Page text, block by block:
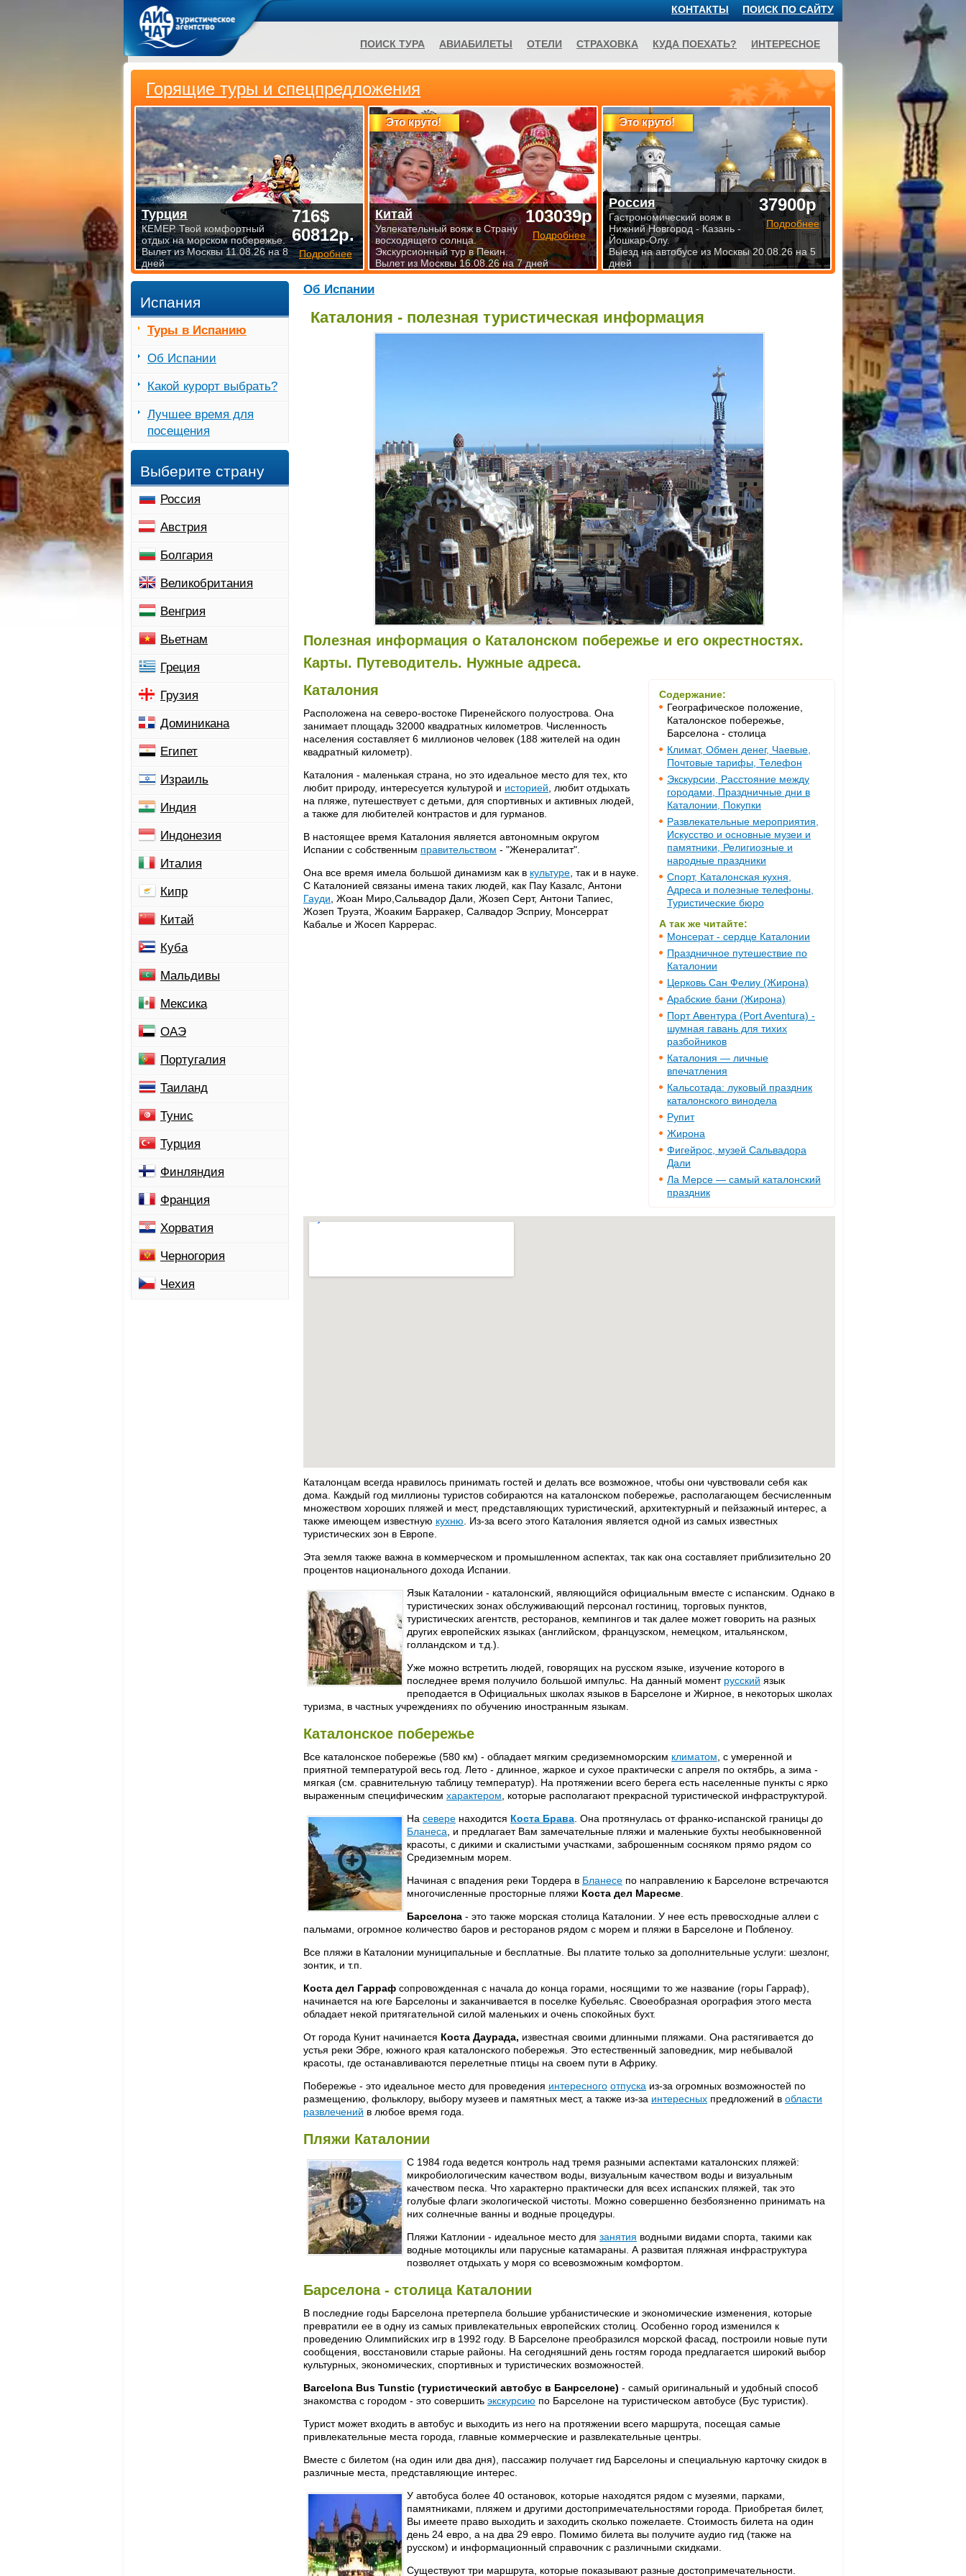
Об Испании
Каталония - полезная туристическая информация
Полезная информация о Каталонском побережье и его окрестностях.
Карты. Путеводитель. Нужные адреса.
Содержание:
Географическое положение,
Каталонское побережье,
Барселона - столица
Климат, Обмен денег, Чаевые,
Почтовые тарифы, Телефон
Экскурсии, Расстояние между
городами, Праздничные дни в
Каталонии, Покупки
Развлекательные мероприятия,
Искусство и основные музеи и
памятники, Религиозные и
народные праздники
Спорт, Каталонская кухня,
Адреса и полезные телефоны,
Туристические бюро
А так же читайте:
Монсерат - сердце Каталонии
Праздничное путешествие по
Каталонии
Церковь Сан Фелиу (Жирона)
Арабские бани (Жирона)
Порт Авентура (Port Aventura) -
шумная гавань для тихих
разбойников
Каталония — личные
впечатления
Кальсотада: луковый праздник
каталонского винодела
Рупит
Жирона
Фигейрос, музей Сальвадора
Дали
Ла Мерсе — самый каталонский
праздник
Каталония
Расположена на северо-востоке Пиренейского полуострова. Она
занимает площадь 32000 квадратных километров. Численность
населения составляет 6 миллионов человек (188 жителей на один
квадратный километр).
Каталония - маленькая страна, но это идеальное место для тех, кто
любит природу, интересуется культурой и историей , любит отдыхать
на пляже, путешествует с детьми, для спортивных и активных людей,
а также для любителей контрастов и для гурманов.
В настоящее время Каталония является автономным округом
Испании с собственным правительством - "Жeнepaлитaт".
Она все время имела большой динамизм как в культуре , так и в науке.
С Каталонией связаны имена таких людей, как Пау Казалс, Антони
Гауди , Жоан Миро,Сальвадор Дали, Жозеп Серт, Антони Тапиес,
Жозеп Труэта, Жоаким Барракер, Салвадор Эсприу, Монсеррат
Кабалье и Жосеп Каррерас.
Каталонцам всегда нравилось принимать гостей и делать все возможное, чтобы они чувствовали себя как
дома. Каждый год миллионы туристов собираются на каталонском побережье, располагающем бесчисленным
множеством хороших пляжей и мест, представляющих туристический, архитектурный и пейзажный интерес, а
также имеющем известную кухню . Из-за всего этого Каталония является одной из самых известных
туристических зон в Европе.
Эта земля также важна в коммерческом и промышленном аспектах, так как она составляет приблизительно 20
процентов национального дохода Испании.
Язык Каталонии - каталонский, являющийся официальным вместе с испанским. Однако в
туристических зонах обслуживающий персонал гостиниц, торговых пунктов,
туристических агентств, ресторанов, кемпингов и так далее может говорить на разных
других европейских языках (английском, французском, немецком, итальянском,
голландском и т.д.).
Уже можно встретить людей, говорящих на русском языке, изучение которого в
последнее время получило большой импульс. На данный момент русский язык
преподается в Официальных школах языков в Барселоне и Жирное, в некоторых школах
туризма, в частных учреждениях по обучению иностранным языкам.
Каталонское побережье
Все каталонское побережье (580 км) - обладает мягким средиземноморским климатом , с умеренной и
приятной температурой весь год. Лето - длинное, жаркое и сухое практически с апреля по октябрь, а зима -
мягкая (см. сравнительную таблицу температур). На протяжении всего берега есть населенные пункты с ярко
выраженным специфическим характером , которые располагают прекрасной туристической инфраструктурой.
На севере находится Коста Брава . Она протянулась от франко-испанской границы до
Бланеса , и предлагает Вам замечательные пляжи и маленькие бухты необыкновенной
красоты, с дикими и скалистыми участками, заброшенным сосняком прямо рядом со
Средиземным морем.
Начиная с впадения реки Тордера в Бланесе по направлению к Барселоне встречаются
многочисленные просторные пляжи Коста дел Маресме
Барселона - это также морская столица Каталонии. У нее есть превосходные аллеи с
пальмами, огромное количество баров и ресторанов рядом с морем и пляжи в Барселоне и Побленоу.
Все пляжи в Каталонии муниципальные и бесплатные. Вы платите только за дополнительные услуги: шезлонг,
зонтик, и т.п.
Коста дел Гарраф сопровожденная с начала до конца горами, носящими то же название (горы Гарраф),
начинается на юге Барселоны и заканчивается в поселке Кубельяс. Своеобразная орография этого места
обладает некой притягательной силой маленьких и очень спокойных бухт.
От города Кунит начинается Коста Даурада, известная своими длинными пляжами. Она растягивается до
устья реки Эбре, южного края каталонского побережья. Это естественный заповедник, мир небывалой
красоты, где останавливаются перелетные птицы на своем пути в Африку.
Побережье - это идеальное место для проведения интересного отпуска из-за огромных возможностей по
размещению, фольклору, выбору музеев и памятных мест, а также из-за интересных предложений в области
развлечений в любое время года.
Пляжи Каталонии
С 1984 года ведется контроль над тремя разными аспектами каталонских пляжей:
микробиологическим качеством воды, визуальным качеством воды и визуальным
качеством песка. Что характерно практически для всех испанских пляжей, так это
голубые флаги экологической чистоты. Можно совершенно безбоязненно принимать на
них солнечные ванны и водные процедуры.
Пляжи Катлонии - идеальное место для занятия водными видами спорта, такими как
водные мотоциклы или парусные катамараны. А развитая пляжная инфраструктура
позволяет отдыхать у моря со всевозможным комфортом.
Барселона - столица Каталонии
В последние годы Барселона претерпела большие урбанистические и экономические изменения, которые
превратили ее в одну из самых привлекательных европейских столиц. Особенно город изменился к
проведению Олимпийских игр в 1992 году. В Барселоне преобразился морской фасад, построили новые пути
сообщения, восстановили старые районы. На сегодняшний день гостям города предлагается широкий выбор
культурных, экономических, спортивных и туристических возможностей.
Barcelona Bus Tunstic (туристический автобус в Банрселоне) - самый оригинальный и удобный способ
знакомства с городом - это совершить экскурсию по Барселоне на туристическом автобусе (Бус туристик).
Турист может входить в автобус и выходить из него на протяжении всего маршрута, посещая самые
привлекательные места города, главные коммерческие и развлекательные центры.
Вместе с билетом (на один или два дня), пассажир получает гид Барселоны и специальную карточку скидок в
различные места, представляющие интерес.
У автобуса более 40 остановок, которые находятся рядом с музеями, парками,
памятниками, пляжем и другими достопримечательностями города. Приобретая билет,
Вы имеете право выходить и заходить сколько пожелаете. Стоимость билета на один
день 24 евро, а на два 29 евро. Помимо билета вы получите аудио гид (также на
русском) и информационный справочник с различными скидками.
Существуют три маршрута, которые показывают разные достопримечательности.
Испания
Туры в Испанию
Об Испании
Какой курорт выбрать?
Лучшее время для
посещения
Выберите страну
Россия
Австрия
Болгария
Великобритания
Венгрия
Вьетнам
Греция
Грузия
Доминикана
Египет
Израиль
Индия
Индонезия
Италия
Кипр
Китай
Куба
Мальдивы
Мексика
ОАЭ
Португалия
Таиланд
Тунис
Турция
Финляндия
Франция
Хорватия
Черногория
Чехия
Горящие туры и спецпредложения
716$
60812р.
Подробнее
Турция
КЕМЕР. Твой комфортный
отдых на морском побережье.
Вылет из Москвы 11.08.26 на 8
дней
Это круто!
103039р
Подробнее
Китай
Увлекательный вояж в Страну
восходящего солнца.
Экскурсионный тур в Пекин.
Вылет из Москвы 16.08.26 на 7 дней
Это круто!
37900р
Подробнее
Россия
Гастрономический вояж в
Нижний Новгород - Казань -
Йошкар-Олу.
Выезд на автобусе из Москвы 20.08.26 на 5
дней
ПОИСК ПО САЙТУ
КОНТАКТЫ
ПОИСК ТУРА АВИАБИЛЕТЫ ОТЕЛИ СТРАХОВКА КУДА ПОЕХАТЬ? ИНТЕРЕСНОЕ